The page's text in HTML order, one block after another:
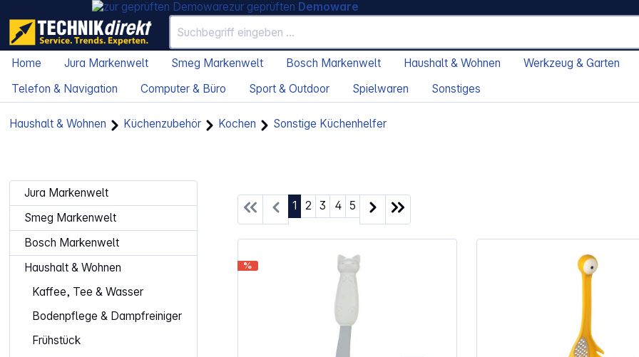
zur geprüften Demoware
Home Jura Markenwelt Smeg Markenwelt Bosch Markenwelt Haushalt & Wohnen Werkzeug & Garten
Telefon & Navigation
Computer & Büro Sport & Outdoor Spielwaren Sonstiges
Haushalt & Wohnen Küchenzubehör Kochen Sonstige Küchenhelfer
Jura Markenwelt
Smeg Markenwelt
Bosch Markenwelt
Haushalt & Wohnen
Kaffee, Tee & Wasser
Bodenpflege & Dampfreiniger
Frühstück
Seite
1 Seite
2 Seite
3 Seite
4 Seite
5
%